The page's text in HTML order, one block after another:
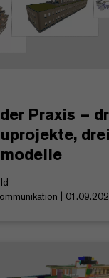
Praxis –
|